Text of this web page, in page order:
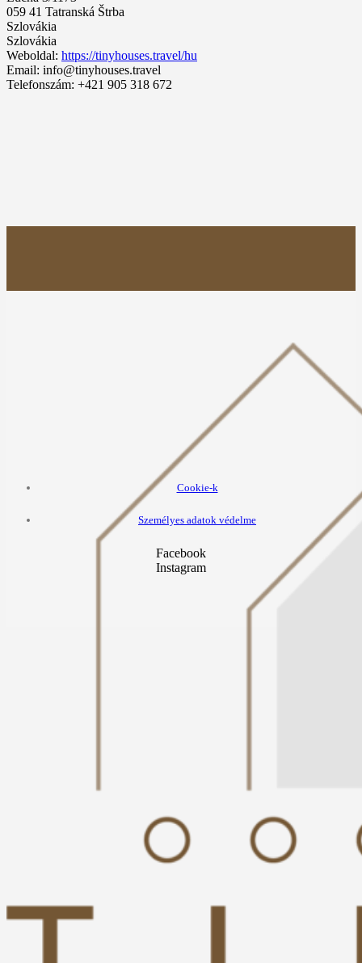
059 41 Tatranská Štrba
Szlovákia
Szlovákia
Weboldal: https://tinyhouses.travel/hu
Email: info@tinyhouses.travel
Telefonszám: +421 905 318 672
Cookie-k
Személyes adatok védelme
Facebook
Instagram